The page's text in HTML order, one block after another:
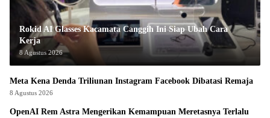
Rokid AI Glasses Kacamata Canggih Ini Siap Ubah Cara
Kerja
8 Agustus 2026
Meta Kena Denda Triliunan Instagram Facebook Dibatasi Remaja
8 Agustus 2026
OpenAI Rem Astra Mengerikan Kemampuan Meretasnya Terlalu